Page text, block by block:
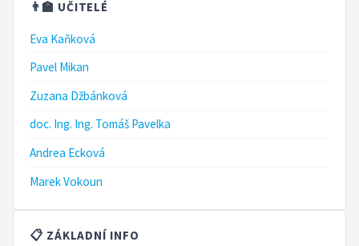
👨‍🏫 UČITELÉ
Eva Kaňková
Pavel Mikan
Zuzana Džbánková
doc. Ing. Ing. Tomáš Pavelka
Andrea Ecková
Marek Vokoun
📋 ZÁKLADNÍ INFO